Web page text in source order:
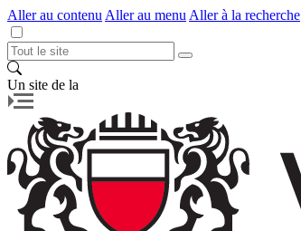
Aller au contenu Aller au menu Aller à la recherche
Un site de la